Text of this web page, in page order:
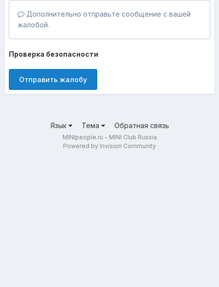
Дополнительно отправьте сообщение с вашей
жалобой.
Проверка безопасности
Отправить жалобу
Язык Тема Обратная связь
MINIpeople.ru - MINI Club Russia
Powered by Invision Community